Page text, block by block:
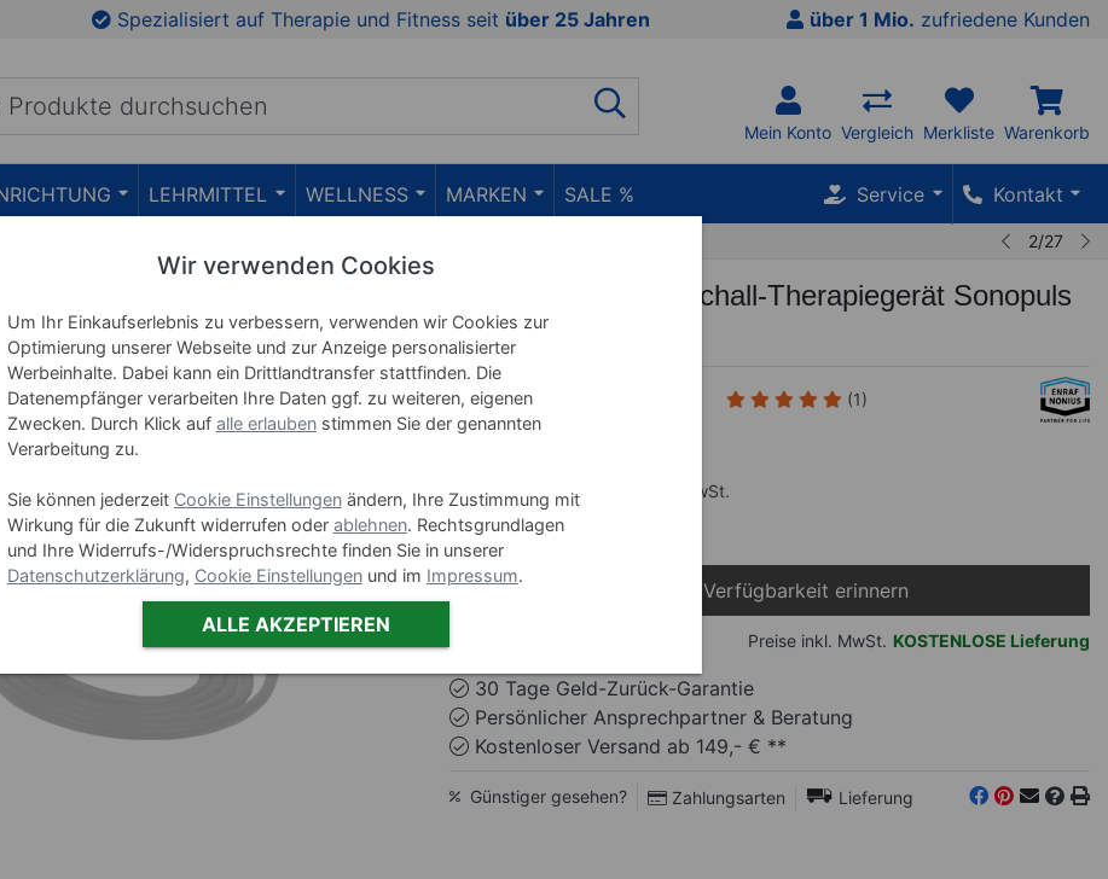
Zu den Produktbildern springen
Spezialisiert auf Therapie und Fitness seit über 25 Jahren über 1 Mio. zufriedene Kunden
Mein Konto Vergleich Merkliste Warenkorb
LEHRMITTEL WELLNESS MARKEN SALE % Service Kontakt
2/27
Enraf-Nonius Ultraschall-Therapiegerät Sonopuls
190, 5 cm²
Art-Nr. 27510 (1)
1.895,00 inkl. MwSt.
oder42.50 € mtl.
Bei Verfügbarkeit erinnern
Preise inkl. MwSt. KOSTENLOSE Lieferung
30 Tage Geld-Zurück-Garantie
Persönlicher Ansprechpartner & Beratung
Kostenloser Versand ab 149,- € **
Günstiger gesehen? Zahlungsarten Lieferung
Wir verwenden Cookies
Um Ihr Einkaufserlebnis zu verbessern, verwenden wir Cookies zur
Optimierung unserer Webseite und zur Anzeige personalisierter
Werbeinhalte. Dabei kann ein Drittlandtransfer stattfinden. Die
Datenempfänger verarbeiten Ihre Daten ggf. zu weiteren, eigenen
Zwecken. Durch Klick auf alle erlaubenstimmen Sie der genannten
Verarbeitung zu.
Sie können jederzeit Cookie Einstellungenändern, Ihre Zustimmung mit
Wirkung für die Zukunft widerrufen oder ablehnen. Rechtsgrundlagen
und Ihre Widerrufs-/Widerspruchsrechte finden Sie in unserer
Datenschutzerklärung, Cookie Einstellungenund im Impressum.
ALLE AKZEPTIEREN